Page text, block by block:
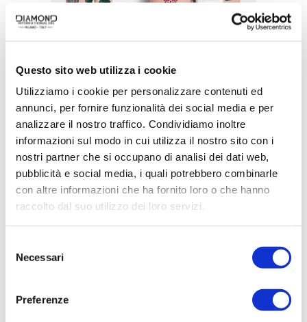
Questo sito web utilizza i cookie
Utilizziamo i cookie per personalizzare contenuti ed
annunci, per fornire funzionalità dei social media e per
analizzare il nostro traffico. Condividiamo inoltre
informazioni sul modo in cui utilizza il nostro sito con i
nostri partner che si occupano di analisi dei dati web,
pubblicità e social media, i quali potrebbero combinarle
con altre informazioni che ha fornito loro o che hanno
raccolto dal suo utilizzo dei loro servizi.
delNecessari
Preferenze
ACQUISTA PRODOTTO
RITUENA | DAMASCO IN FIORE
GIFT SET